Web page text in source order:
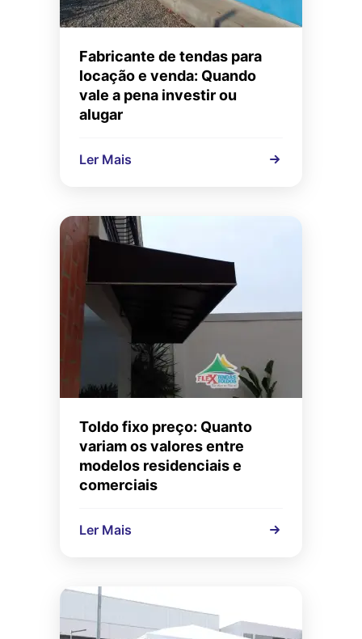
Fabricante de tendas para
locação e venda: Quando
vale a pena investir ou
alugar
Ler Mais
Toldo fixo preço: Quanto
variam os valores entre
modelos residenciais e
comerciais
Ler Mais